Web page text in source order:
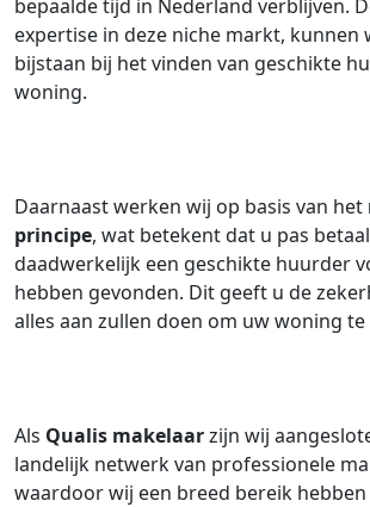
bepaalde tijd in Nederland verblijven.
expertise in deze niche markt, kunnen
bijstaan bij het vinden van geschikte
woning.
Daarnaast werken wij op basis van het
principe, wat betekent dat u pas
daadwerkelijk een geschikte huurder
hebben gevonden. Dit geeft u de
alles aan zullen doen om uw woning te
Als Qualis makelaarzijn wij
landelijk netwerk van professionele
waardoor wij een breed bereik